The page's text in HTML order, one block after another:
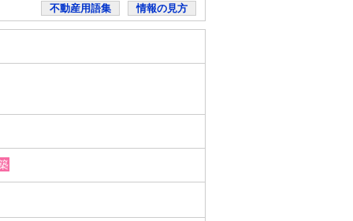
不動産用語集 情報の見方